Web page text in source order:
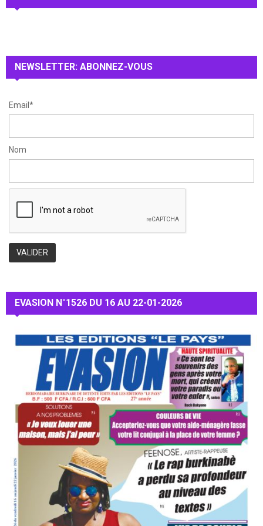
:
NEWSLETTER: ABONNEZ-VOUS
Email*
Nom
EVASION N°1526 DU 16 AU 22-01-2026